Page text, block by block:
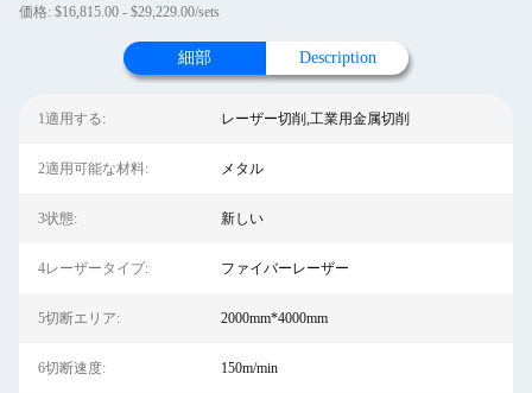
価格: $16,815.00 - $29,229.00/sets
細部 Description
1適用する: レーザー切削,工業用金属切削
2適用可能な材料: メタル
3状態: 新しい
4レーザータイプ: ファイバーレーザー
5切断エリア: 2000mm*4000mm
6切断速度: 150m/min